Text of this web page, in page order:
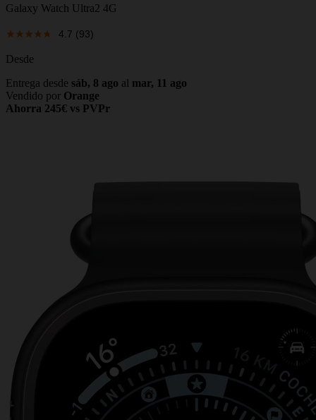
Galaxy Watch Ultra2 4G
4.7 (93)
Desde
Entrega desde sáb, 8 ago al mar, 11 ago
Vendido por Orange
Ahorra 245€ vs PVPr